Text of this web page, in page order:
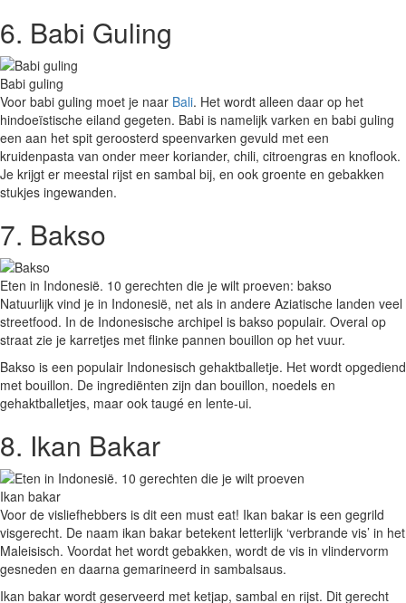
6. Babi Guling
Babi guling
Voor babi guling moet je naar Bali. Het wordt alleen daar op het
hindoeïstische eiland gegeten. Babi is namelijk varken en babi guling
een aan het spit geroosterd speenvarken gevuld met een
kruidenpasta van onder meer koriander, chili, citroengras en knoflook.
Je krijgt er meestal rijst en sambal bij, en ook groente en gebakken
stukjes ingewanden.
7. Bakso
Eten in Indonesië. 10 gerechten die je wilt proeven: bakso
Natuurlijk vind je in Indonesië, net als in andere Aziatische landen veel
streetfood. In de Indonesische archipel is bakso populair. Overal op
straat zie je karretjes met flinke pannen bouillon op het vuur.
Bakso is een populair Indonesisch gehaktballetje. Het wordt opgediend
met bouillon. De ingrediënten zijn dan bouillon, noedels en
gehaktballetjes, maar ook taugé en lente-ui.
8. Ikan Bakar
Ikan bakar
Voor de visliefhebbers is dit een must eat! Ikan bakar is een gegrild
visgerecht. De naam ikan bakar betekent letterlijk ‘verbrande vis’ in het
Maleisisch. Voordat het wordt gebakken, wordt de vis in vlindervorm
gesneden en daarna gemarineerd in sambalsaus.
Ikan bakar wordt geserveerd met ketjap, sambal en rijst. Dit gerecht